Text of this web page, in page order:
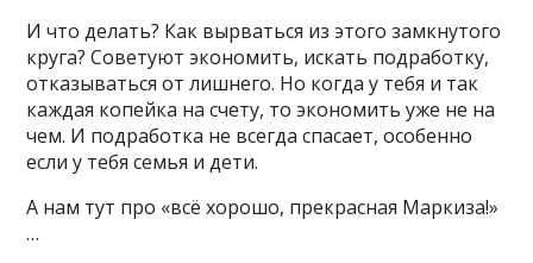
И что делать? Как вырваться из этого замкнутого
круга? Советуют экономить, искать подработку,
отказываться от лишнего. Но когда у тебя и так
каждая копейка на счету, то экономить уже не на
чем. И подработка не всегда спасает, особенно
если у тебя семья и дети.
А нам тут про «всё хорошо, прекрасная Маркиза!»
…